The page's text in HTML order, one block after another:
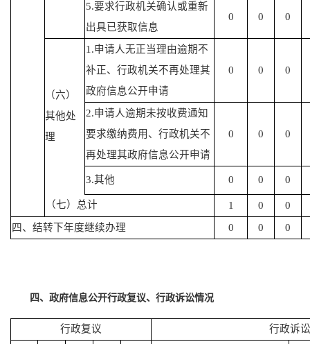
5.要求行政机关确认或重新
出具已获取信息
0 0 0
（六）
其他处
理
1.申请人无正当理由逾期不
补正、行政机关不再处理其
政府信息公开申请
0 0 0
2.申请人逾期未按收费通知
要求缴纳费用、行政机关不
再处理其政府信息公开申请
0 0 0
3.其他 0 0 0
（七）总计 1 0
0
四、结转下年度继续办理
0 0 0
四、政府信息公开行政复议、行政诉讼情况
行政复议 行政诉讼